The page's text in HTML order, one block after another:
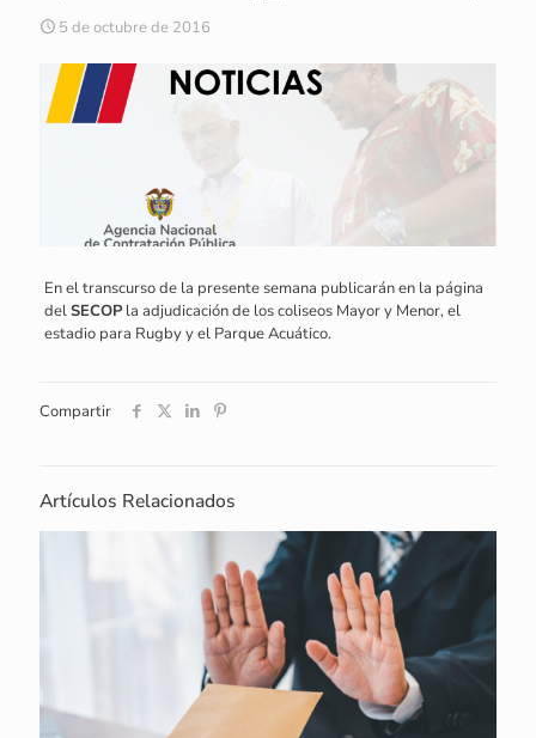
5 de octubre de 2016
En el transcurso de la presente semana publicarán en la página
delSECOPla adjudicación de los coliseos Mayor y Menor, el
estadio para Rugby y el Parque Acuático.
Compartir
Artículos Relacionados